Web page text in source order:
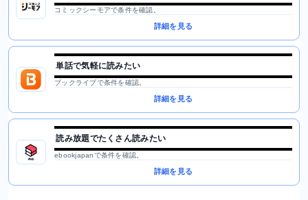
コミックシーモアで条件を確認。
詳細を見る
単話で気軽に読みたい
ブックライブで条件を確認。
詳細を見る
読み放題でたくさん読みたい
ebookjapanで条件を確認。
詳細を見る